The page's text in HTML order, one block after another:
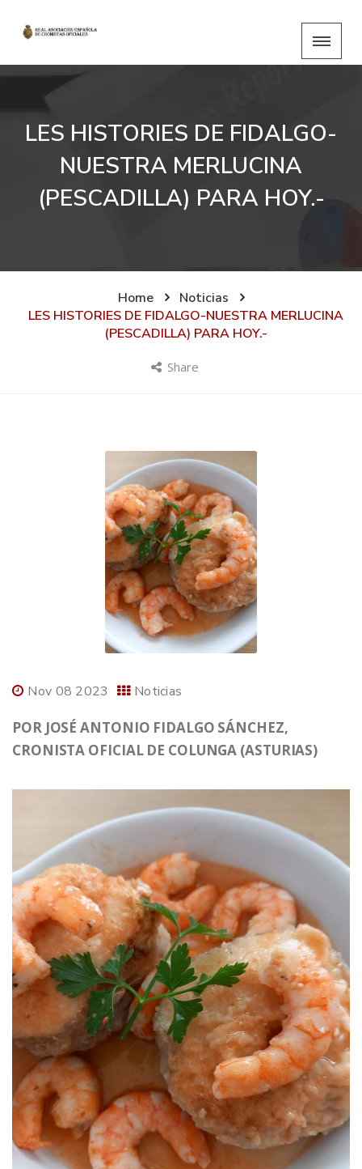
LES HISTORIES DE FIDALGO-
NUESTRA MERLUCINA
(PESCADILLA) PARA HOY.-
Home
Noticias
LES HISTORIES DE FIDALGO-NUESTRA MERLUCINA
(PESCADILLA) PARA HOY.-
Share
Nov 08 2023 Noticias
POR JOSÉ ANTONIO FIDALGO SÁNCHEZ,
CRONISTA OFICIAL DE COLUNGA (ASTURIAS)